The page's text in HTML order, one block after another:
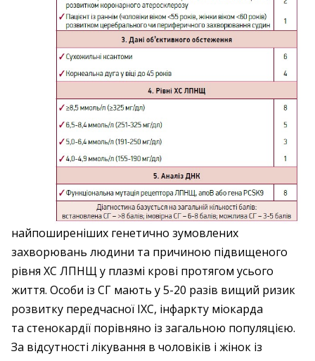
найпоширеніших генетично зумовлених
захворювань людини та причиною підвищеного
рівня ХС ЛПНЩ у плазмі крові протягом усього
життя. Особи із СГ мають у 5-20 разів вищий ризик
розвитку передчасної ІХС, інфаркту міокарда
та стенокардії порівняно із загальною популяцією.
За відсутності лікування в чоловіків і жінок із